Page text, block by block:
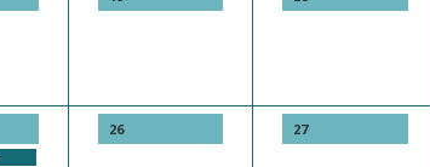
26 27